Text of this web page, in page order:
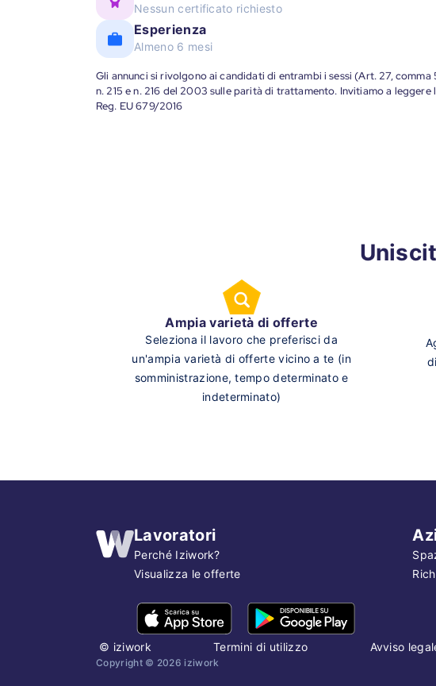
Nessun certificato richiesto
Esperienza
Almeno 6 mesi
Gli annunci si rivolgono ai candidati di entrambi i sessi (Art. 27,
n. 215 e n. 216 del 2003 sulle parità di trattamento. Invitiamo a leggere
Reg. EU 679/2016
Ampia varietà di offerte
Seleziona il lavoro che preferisci da
un'ampia varietà di offerte vicino a te (in
somministrazione, tempo determinato e
indeterminato)
Lavoratori
Perché Iziwork?
Visualizza le offerte
© iziwork Termini di utilizzo Avviso
Copyright © 2026 iziwork